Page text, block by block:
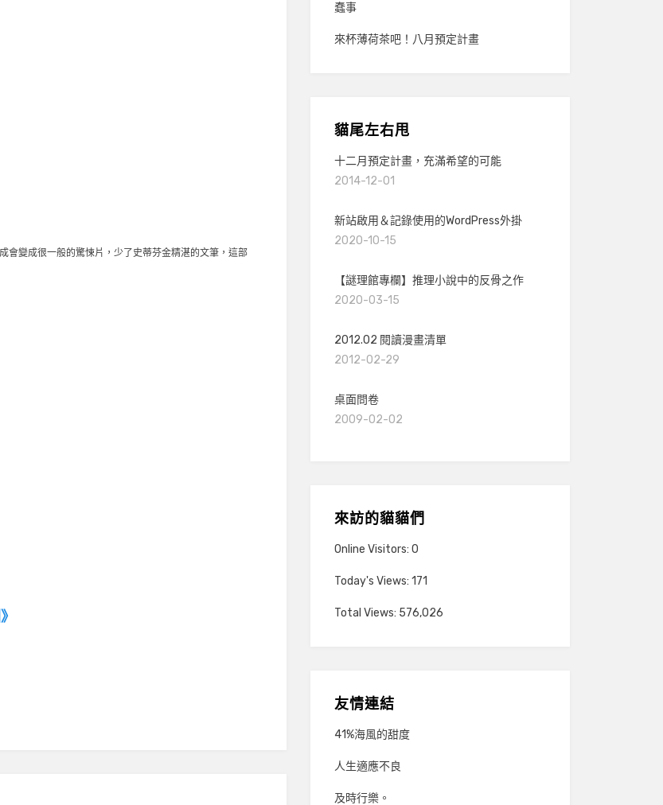
會變成很一般的驚悚片，少了史蒂芬金精湛的文筆，這部
蠢事
來杯薄荷茶吧！八月預定計畫
貓尾左右甩
十二月預定計畫，充滿希望的可能
2014-12-01
新站啟用＆記錄使用的WordPress外掛
2020-10-15
【謎理館專欄】推理小說中的反骨之作
2020-03-15
2012.02 閱讀漫畫清單
2012-02-29
桌面問卷
2009-02-02
來訪的貓貓們
Online Visitors: 0
Today's Views: 171
Total Views: 576,026
友情連結
41%海風的甜度
人生適應不良
及時行樂。